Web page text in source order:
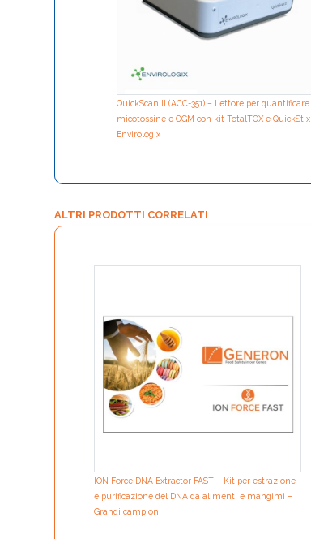
QuickScan II (ACC-351) – Lettore per quantificare
micotossine e OGM con kit TotalTOX e QuickStix
Envirologix
ALTRI PRODOTTI CORRELATI
ION Force DNA Extractor FAST – Kit per estrazione
e purificazione del DNA da alimenti e mangimi –
Grandi campioni